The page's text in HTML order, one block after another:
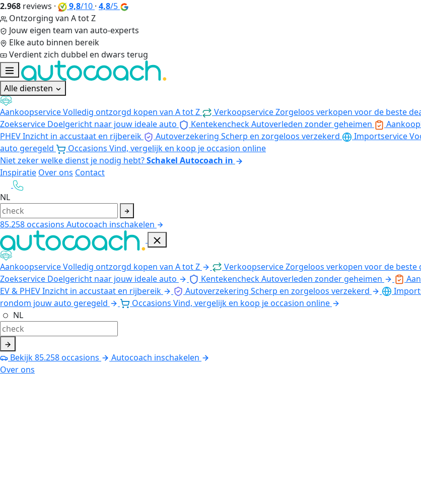
2.968 reviews · 9,8/10 · 4,8/5
Ontzorging van A tot Z
Jouw eigen team van auto-experts
Elke auto binnen bereik
Verdient zich dubbel en dwars terug
Alle diensten
AankoopserviceVolledig ontzorgd kopen van A tot Z VerkoopserviceZorgeloos verkopen voor de beste
Zoekservice Doelgericht naar jouw ideale auto KentekencheckAutoverleden zonder geheimen
PHEVInzicht in accustaat en rijbereik Autoverzekering Scherp en zorgeloos verzekerd Importservice
auto geregeld
Occasions Vind, vergelijk en koop je occasion online
Niet zeker welke dienst je nodig hebt?Schakel Autocoach in
Inspiratie Over ons Contact
NL
85.258occasions Autocoach inschakelen
AankoopserviceVolledig ontzorgd kopen van A tot Z VerkoopserviceZorgeloos verkopen voor de beste
Zoekservice Doelgericht naar jouw ideale auto KentekencheckAutoverleden zonder geheimen
EV & PHEVInzicht in accustaat en rijbereik Autoverzekering Scherp en zorgeloos verzekerd
rondom jouw auto geregeld
Occasions Vind, vergelijk en koop je occasion online
NL
Bekijk85.258occasions
Autocoach inschakelen
Over ons